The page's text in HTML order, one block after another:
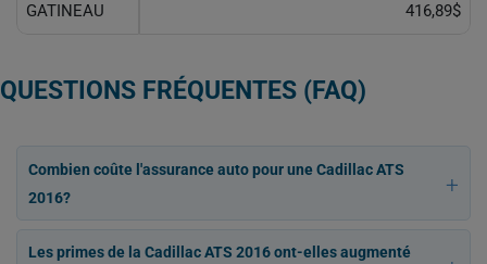
GATINEAU 416,89$
QUESTIONS FRÉQUENTES (FAQ)
Combien coûte l'assurance auto pour une Cadillac ATS
2016?
Les primes de la Cadillac ATS 2016 ont-elles augmenté